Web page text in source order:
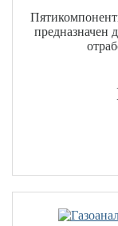
предназначен